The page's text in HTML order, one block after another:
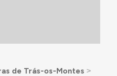
de Trás-os-Montes ˃